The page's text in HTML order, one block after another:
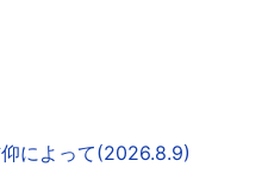
によって(2026.8.9)